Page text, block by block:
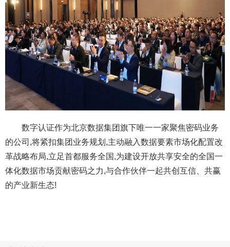
数字认证作为北京数据集团旗下唯一一家聚焦密码业务
的公司,将紧扣集团业务规划,主动融入数据要素市场化配置改
革战略布局,立足首都服务全国,为建设开放共享安全的全国一
体化数据市场贡献密码之力,与合作伙伴一起共创互信、共赢
的产业新生态!